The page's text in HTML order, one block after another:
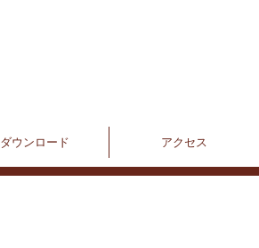
ダウンロード アクセス